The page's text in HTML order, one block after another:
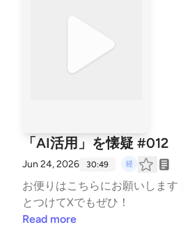
「AI活用」を懐疑 #012
Jun 24, 2026 30:49
お便りは⁠⁠⁠⁠⁠⁠⁠⁠⁠⁠こちら⁠⁠⁠⁠⁠⁠⁠⁠⁠⁠にお願いします
とつけてXでもぜひ！
Read more